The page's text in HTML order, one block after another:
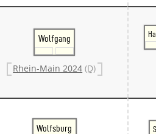
Wolfgang
Rhein-Main 2024 (D)
Wolfsburg